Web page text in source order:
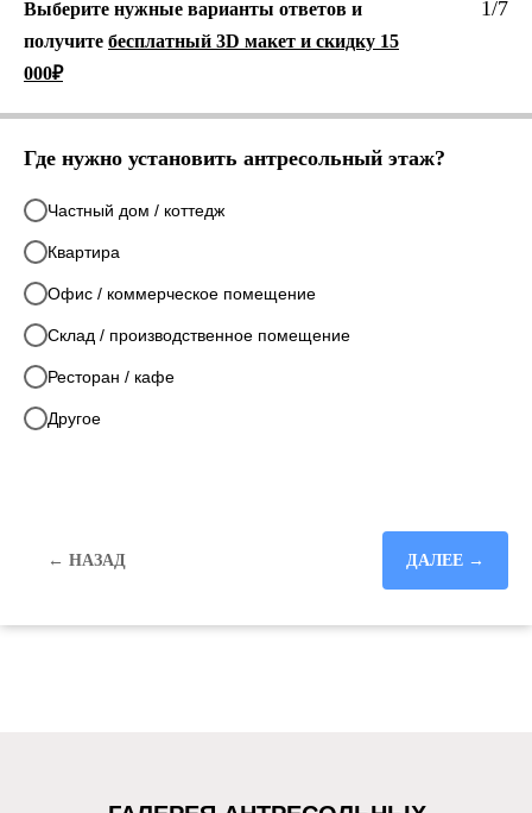
Выберите нужные варианты ответов и
получите бесплатный 3D макет и скидку 15
000₽
1/7
Где нужно установить антресольный этаж?
Частный дом / коттедж
Квартира
Офис / коммерческое помещение
Склад / производственное помещение
Ресторан / кафе
Другое
← НАЗАД ДАЛЕЕ →